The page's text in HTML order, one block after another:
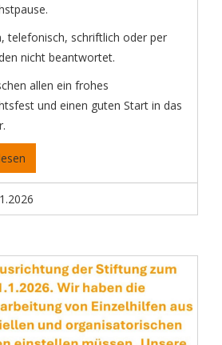
telefonisch, schriftlich oder per
nicht beantwortet.
allen ein frohes
und einen guten Start in das